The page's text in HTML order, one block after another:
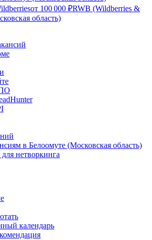
от 100 000 ₽RWB (Wildberries &
область)
в Белоомуте (Московская область)
нетворкинга
календарь